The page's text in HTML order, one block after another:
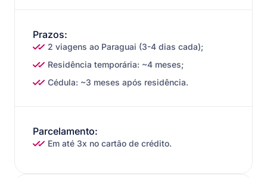
Prazos:
2 viagens ao Paraguai (3-4 dias cada);
Residência temporária: ~4 meses;
Cédula: ~3 meses após residência.
Parcelamento:
Em até 3x no cartão de crédito.